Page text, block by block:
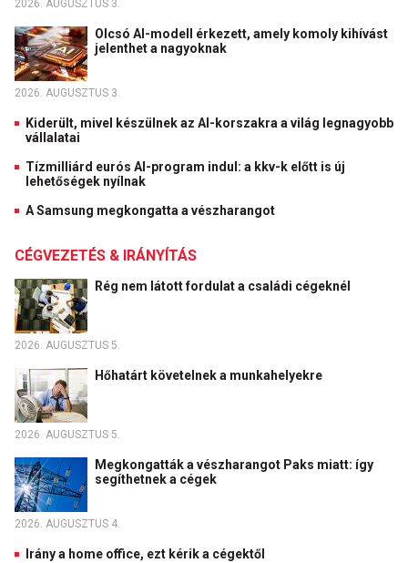
2026. AUGUSZTUS 3.
Olcsó AI-modell érkezett, amely komoly kihívást
jelenthet a nagyoknak
2026. AUGUSZTUS 3.
Kiderült, mivel készülnek az AI-korszakra a világ legnagyobb
vállalatai
Tízmilliárd eurós AI-program indul: a kkv-k előtt is új
lehetőségek nyílnak
A Samsung megkongatta a vészharangot
CÉGVEZETÉS & IRÁNYÍTÁS
Rég nem látott fordulat a családi cégeknél
2026. AUGUSZTUS 5.
Hőhatárt követelnek a munkahelyekre
2026. AUGUSZTUS 5.
Megkongatták a vészharangot Paks miatt: így
segíthetnek a cégek
2026. AUGUSZTUS 4.
Irány a home office, ezt kérik a cégektől